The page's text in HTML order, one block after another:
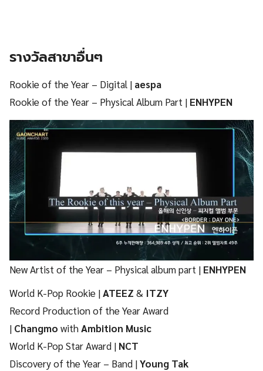
รางวัลสาขาอื่นๆ
Rookie of the Year – Digital | aespa
Rookie of the Year – Physical Album Part | ENHYPEN
New Artist of the Year – Physical album part | ENHYPEN
World K-Pop Rookie |ATEEZ & ITZY
Record Production of the Year Award
| Changmo withAmbition Music
World K-Pop Star Award | NCT
Discovery of the Year – Band |Young Tak